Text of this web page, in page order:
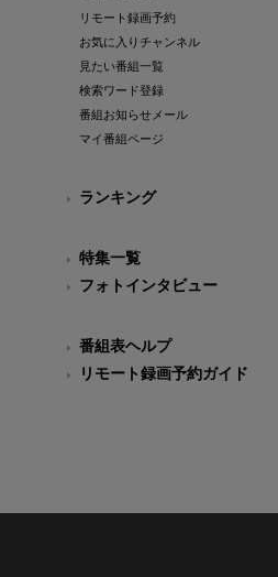
リモート録画予約
お気に入りチャンネル
見たい番組一覧
検索ワード登録
番組お知らせメール
マイ番組ページ
ランキング
特集一覧
フォトインタビュー
番組表ヘルプ
リモート録画予約ガイド